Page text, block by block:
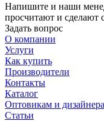
Напишите и наши
просчитают и сделают
Задать вопрос
О компании
Услуги
Как купить
Производители
Контакты
Каталог
Оптовикам и
Статьи